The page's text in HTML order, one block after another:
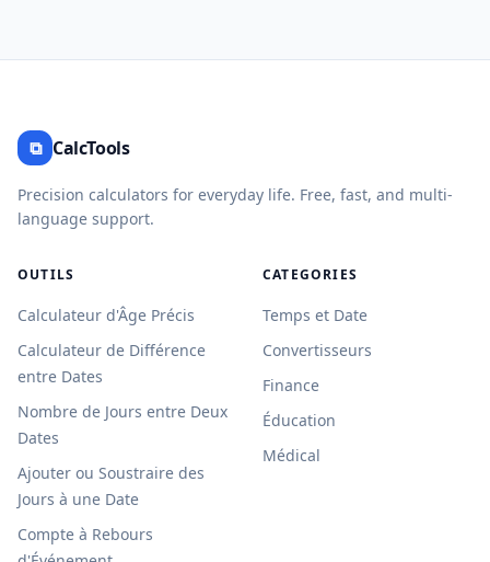
⧉ CalcTools
Precision calculators for everyday life. Free, fast, and multi-
language support.
OUTILS
Calculateur d'Âge Précis
Calculateur de Différence
entre Dates
Nombre de Jours entre Deux
Dates
Ajouter ou Soustraire des
Jours à une Date
Compte à Rebours
CATEGORIES
Temps et Date
Convertisseurs
Finance
Éducation
Médical